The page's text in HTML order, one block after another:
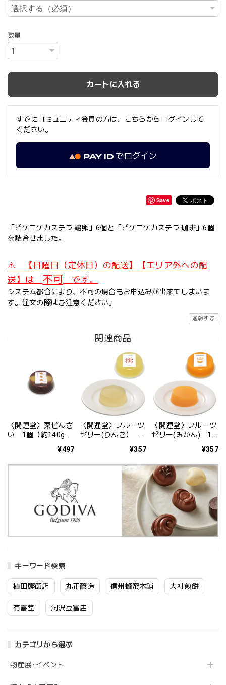
キーワード検索
植田鰹節店 丸正醸造 信州蜂蜜本舗 大社煎餅
有喜堂 洞沢豆富店
カテゴリから選ぶ
物産展･イベント
数量
カートに入れる
すでにコミュニティ会員の方は、こちらからログインして
ください。
でログイン
Save
「ピケニケカステラ 鶏卵」6個と「ピケニケカステラ 珈琲」6個
を詰合せました。
⚠ 【日曜日（定休日）の配送】【エリア外への配
送】は 不可 です。
システム都合により、不可の場合もお申込みが出来てしまいま
す。注文の際はご注意ください。
通報する
関連商品
〈開運堂〉栗ぜんざ
い 1個（約140g）
¥497
〈開運堂〉フルーツ
ゼリー(りんご） 1
¥357
〈開運堂〉フルーツ
ゼリー(みかん) 1
¥357